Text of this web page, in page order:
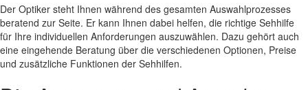
Der Optiker steht Ihnen während des gesamten Auswahlprozesses
beratend zur Seite. Er kann Ihnen dabei helfen, die richtige Sehhilfe
für Ihre individuellen Anforderungen auszuwählen. Dazu gehört auch
eine eingehende Beratung über die verschiedenen Optionen, Preise
und zusätzliche Funktionen der Sehhilfen.